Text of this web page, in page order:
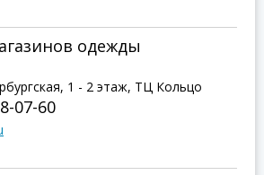
одежды
1 - 2 этаж, ТЦ Кольцо
07-60